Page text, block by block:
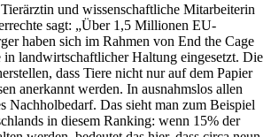
und wissenschaftliche Mitarbeiterin
sagt: „Über 1,5 Millionen EU-
haben sich im Rahmen von End the Cage
landwirtschaftlicher Haltung eingesetzt. Die
dass Tiere nicht nur auf dem Papier
anerkannt werden. In ausnahmslos allen
Nachholbedarf. Das sieht man zum Beispiel
in diesem Ranking: wenn 15% der